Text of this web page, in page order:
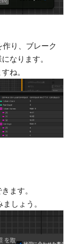
り、ブレーク
なります。
ね。
ます。
しょう。